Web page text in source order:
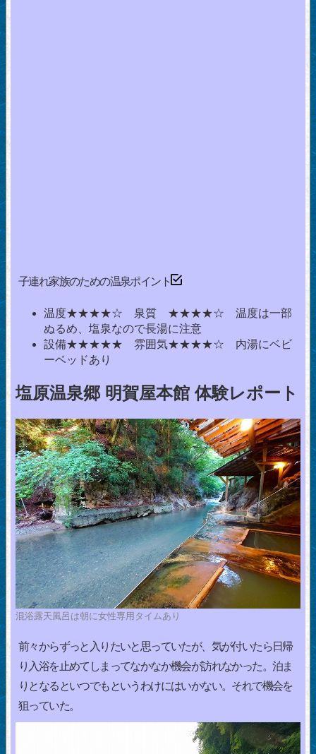
子連れ家族のための温泉ポイント
温度★★★★☆ 泉質 ★★★★☆ 温度は一部
ぬるめ、塩泉なので長湯に注意
設備★★★★★ 雰囲気★★★★☆ 内湯にベビ
ーベッドあり
塩原温泉郷 明賀屋本館 体験レポート
混浴露天風呂は朝に女性専用タイムあり
前々からずっと入りたいと思っていたが、気が付いたら日帰
り入浴を止めてしまってなかなか機会が訪れなかった。泊ま
りとなるといつでもというわけにはいかない。それで機会を
狙っていた。